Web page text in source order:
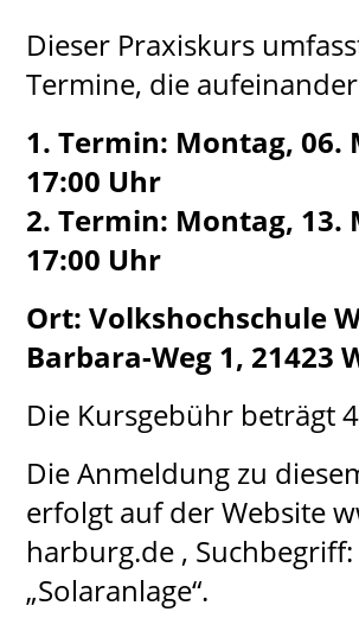
Dieser Praxiskurs
Termine, die
1. Termin: Montag, 06.
17:00 Uhr
2. Termin: Montag, 13.
17:00 Uhr
Ort: Volkshochschule
Barbara-Weg 1, 21423
Die Kursgebühr beträgt
Die Anmeldung zu
erfolgt auf der Website
harburg.de , Suchbegriff:
„Solaranlage“.